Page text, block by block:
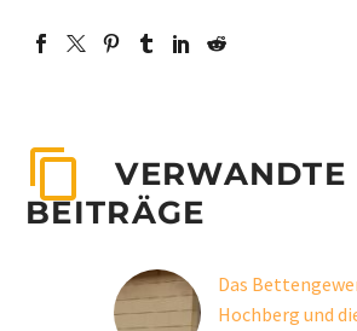
VERWANDTE
BEITRÄGE
Das
Hochberg und